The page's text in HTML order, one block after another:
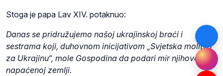
Stoga je papa Lav XIV. potaknuo:
Danas se pridružujemo našoj ukrajinskoj braći i
sestrama koji, duhovnom inicijativom „Svjetska molitva
za Ukrajinu“, mole Gospodina da podari mir njihovoj
napaćenoj zemlji.